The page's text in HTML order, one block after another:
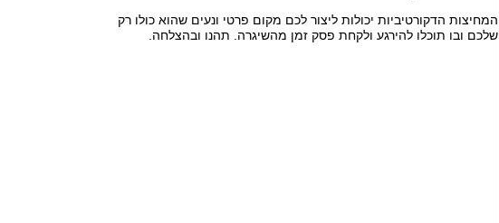
המחיצות הדקורטיביות יכולות ליצור לכם מקום פרטי ונעים שהוא כולו רק
שלכם ובו תוכלו להירגע ולקחת פסק זמן מהשיגרה. תהנו ובהצלחה.